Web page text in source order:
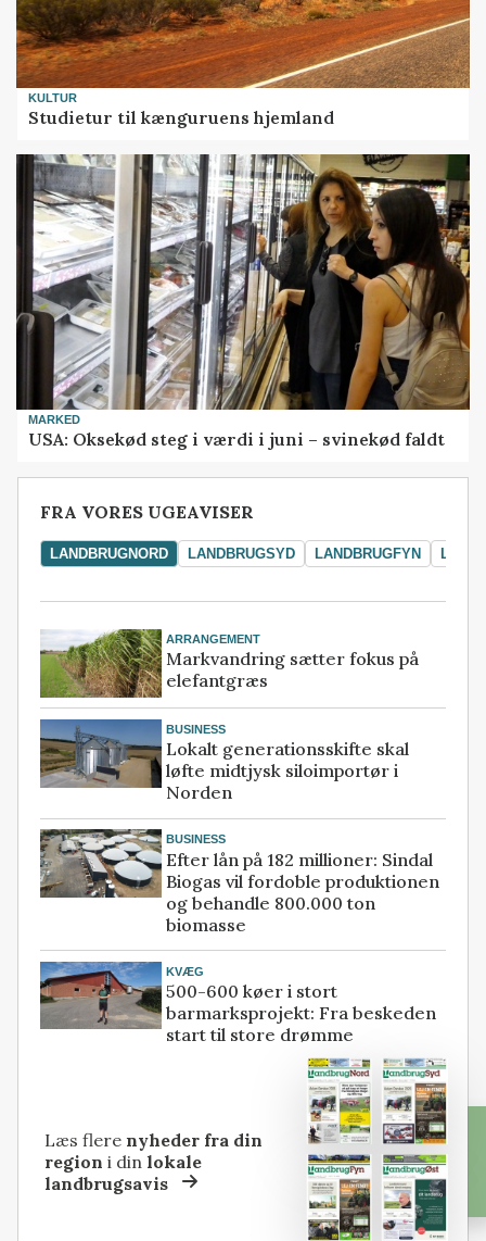
KULTUR
Studietur til kænguruens hjemland
MARKED
USA: Oksekød steg i værdi i juni – svinekød faldt
FRA VORES UGEAVISER
LANDBRUGNORD LANDBRUGSYD LANDBRUGFYN
ARRANGEMENT
Markvandring sætter fokus på
elefantgræs
BUSINESS
Lokalt generationsskifte skal
løfte midtjysk siloimportør i
Norden
BUSINESS
Efter lån på 182 millioner: Sindal
Biogas vil fordoble produktionen
og behandle 800.000 ton
biomasse
KVÆG
500-600 køer i stort
barmarksprojekt: Fra beskeden
start til store drømme
Læs flere nyheder fra din
region i dinlokale
landbrugsavis